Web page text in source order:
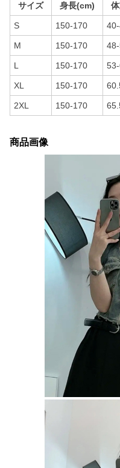
サイズ 身長(cm)
S 150-170
M 150-170
L 150-170
XL 150-170
2XL 150-170
商品画像